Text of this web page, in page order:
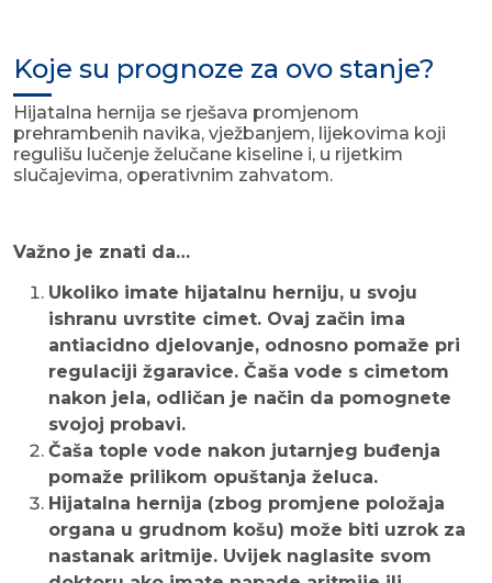
Koje su prognoze za ovo stanje?
Hijatalna hernija se rješava promjenom
prehrambenih navika, vježbanjem, lijekovima koji
regulišu lučenje želučane kiseline i, u rijetkim
slučajevima, operativnim zahvatom.
Važno je znati da…
Ukoliko imate hijatalnu herniju, u svoju
ishranu uvrstite cimet. Ovaj začin ima
antiacidno djelovanje, odnosno pomaže pri
regulaciji žgaravice. Čaša vode s cimetom
nakon jela, odličan je način da pomognete
svojoj probavi.
Čaša tople vode nakon jutarnjeg buđenja
pomaže prilikom opuštanja želuca.
Hijatalna hernija (zbog promjene položaja
organa u grudnom košu) može biti uzrok za
nastanak aritmije. Uvijek naglasite svom